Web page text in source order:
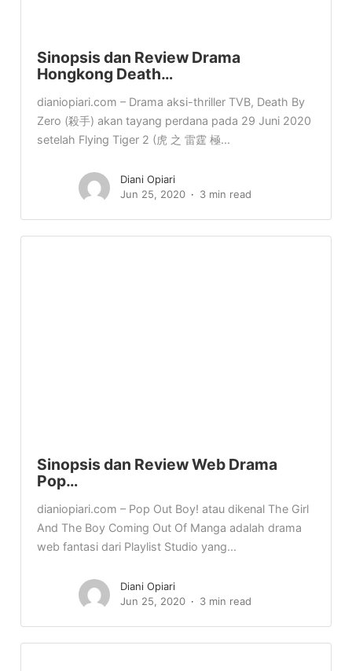
Sinopsis dan Review Drama
Hongkong Death…
dianiopiari.com – Drama aksi-thriller TVB, Death By
Zero (殺手) akan tayang perdana pada 29 Juni 2020
setelah Flying Tiger 2 (虎 之 雷霆 極...
Diani Opiari
Jun 25, 2020
3 min read
Sinopsis dan Review Web Drama
Pop…
dianiopiari.com – Pop Out Boy! atau dikenal The Girl
And The Boy Coming Out Of Manga adalah drama
web fantasi dari Playlist Studio yang...
Diani Opiari
Jun 25, 2020
3 min read